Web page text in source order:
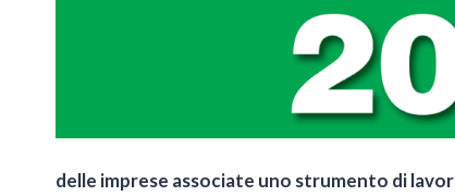
delle imprese associate uno strumento di